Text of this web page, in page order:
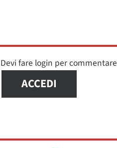
Devi fare login per commentare
ACCEDI